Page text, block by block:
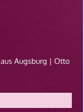
aus Augsburg | Otto